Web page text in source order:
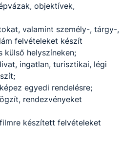
objektívek,
valamint személy-, tárgy-,
felvételeket készít
külső helyszíneken;
ingatlan, turisztikai, légi
egyedi rendelésre;
rendezvényeket
készített felvételeket